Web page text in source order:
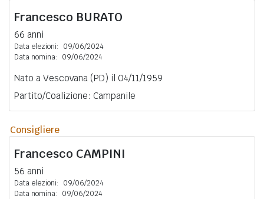
Francesco BURATO
66 anni
Data elezioni:
09/06/2024
Data nomina:
09/06/2024
Nato a Vescovana (PD) il 04/11/1959
Partito/Coalizione: Campanile
Consigliere
Francesco CAMPINI
56 anni
Data elezioni:
09/06/2024
Data nomina:
09/06/2024